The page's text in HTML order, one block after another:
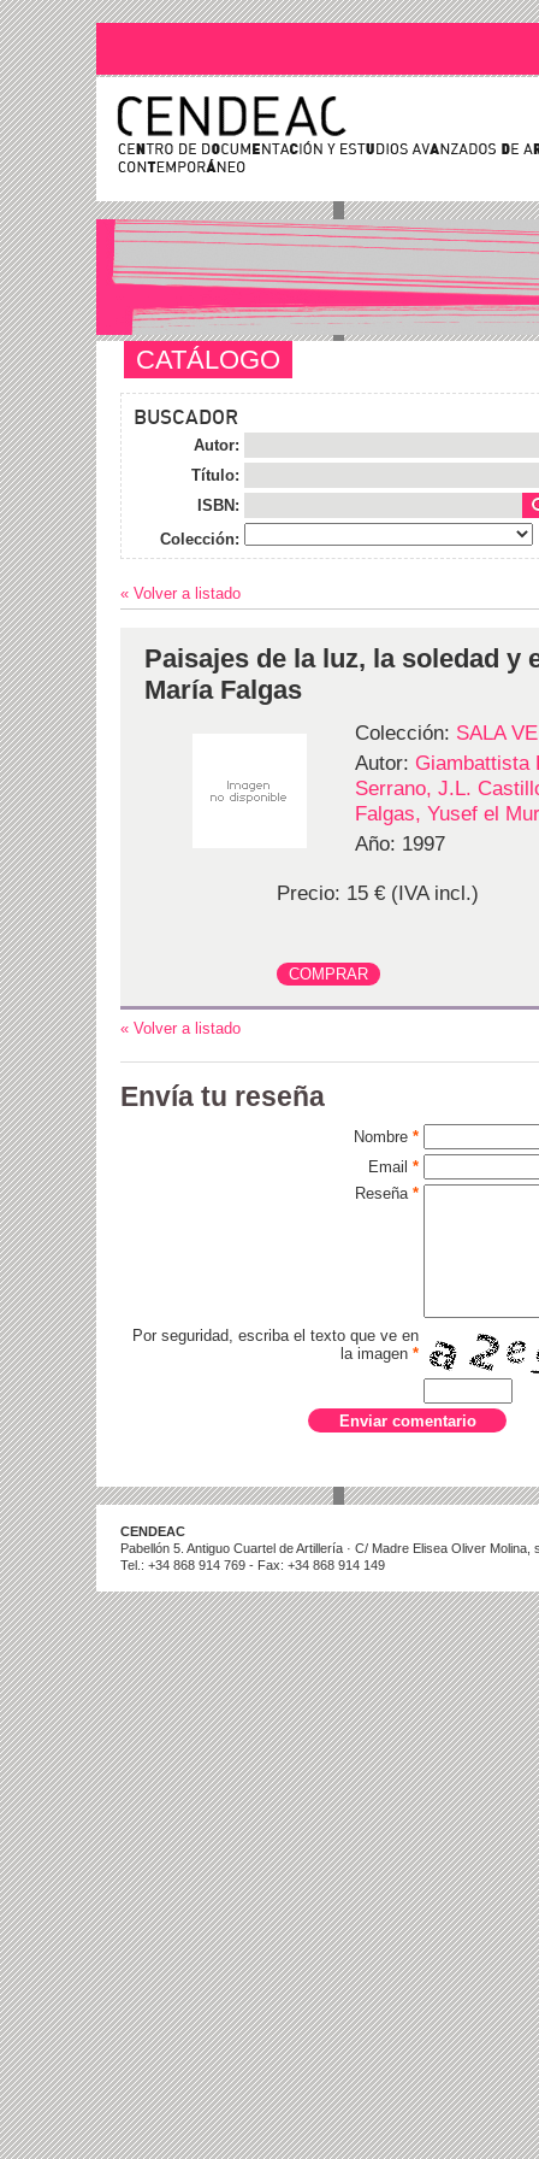
CATÁLOGO
BUSCADOR
Autor:
Título:
ISBN:
Colección:
« Volver a listado
Paisajes de la luz, la soledad y
María Falgas
Colección: SALA
Autor: Giambattista
Serrano, J.L.
Falgas, Yusef el
Año: 1997
Precio: 15 € (IVA incl.)
« Volver a listado
Envía tu reseña
Nombre *
Email *
Reseña *
Por seguridad, escriba el texto que ve en
la imagen *
CENDEAC
Pabellón 5. Antiguo Cuartel de Artillería · C/ Madre Elisea Oliver
Tel.: +34 868 914 769 - Fax: +34 868 914 149